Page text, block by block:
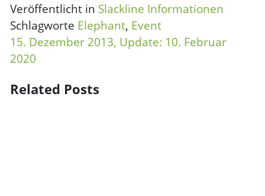
Veröffentlicht in Slackline Informationen
Schlagworte Elephant, Event
15. Dezember 2013, Update: 10. Februar
2020
Related Posts